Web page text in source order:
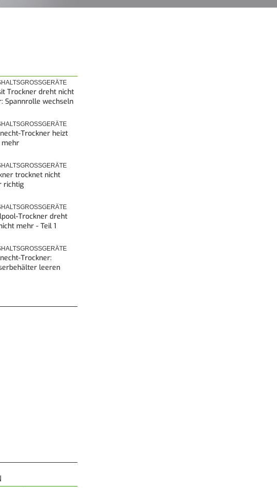
Trockner dreht nicht
Spannrolle wechseln
Trockner heizt
mehr
trocknet nicht
richtig
Trockner dreht
mehr - Teil 1
Trockner:
leeren